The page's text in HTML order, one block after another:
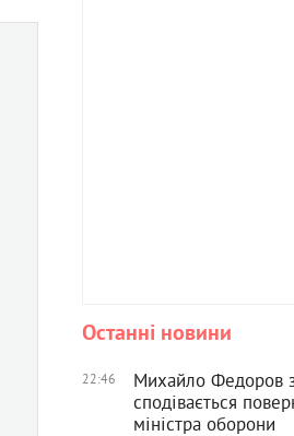
Останні новини
22:46
Михайло Федоров
сподівається
міністра оборони